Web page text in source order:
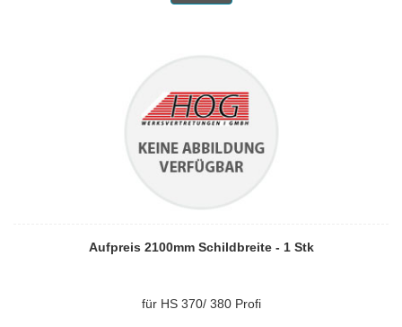
Aufpreis 2100mm Schildbreite - 1 Stk
für HS 370/ 380 Profi